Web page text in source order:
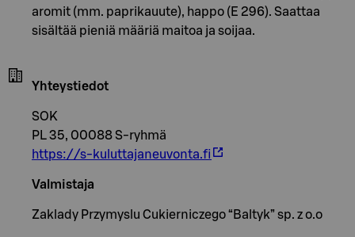
aromit (mm. paprikauute), happo (E 296). Saattaa
sisältää pieniä määriä maitoa ja soijaa.
Yhteystiedot
SOK
PL 35, 00088 S-ryhmä
https://s-kuluttajaneuvonta.fi
Valmistaja
Zaklady Przymyslu Cukierniczego “Baltyk” sp. z o.o